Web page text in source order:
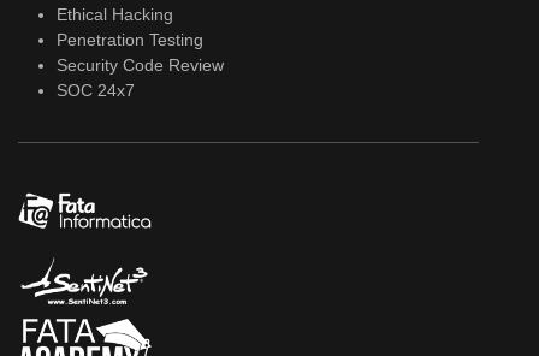
Ethical Hacking
Penetration Testing
Security Code Review
SOC 24x7